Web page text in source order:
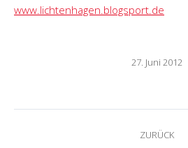
www.lichtenhagen.blogsport.de
27. Juni 2012
ZURÜCK